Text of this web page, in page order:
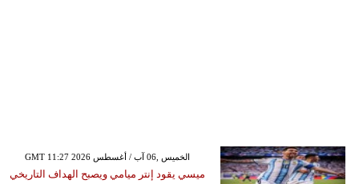
GMT 11:27 2026 الخميس ,06 آب / أغسطس
ميسي يقود إنتر ميامي ويصبح الهداف التاريخي